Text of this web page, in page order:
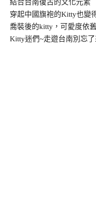
結合台南復古的文化元素
穿起中國旗袍的Kitty也變
喬裝後的kitty，可愛度依
Kitty迷們~走遊台南別忘